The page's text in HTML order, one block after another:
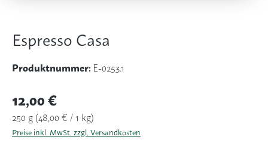
Espresso Casa
Produktnummer: E-0253.1
Regulärer Preis:
12,00 €
250 g (48,00 € / 1 kg)
Preise inkl. MwSt. zzgl. Versandkosten